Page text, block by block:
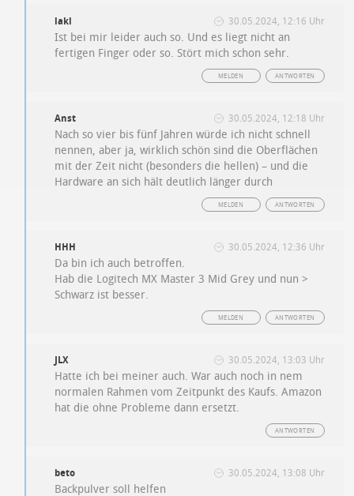
lakl 30.05.2024, 12:16 Uhr
Ist bei mir leider auch so. Und es liegt nicht an
fertigen Finger oder so. Stört mich schon sehr.
ANTWORTEN
MELDEN
Anst 30.05.2024, 12:18 Uhr
Nach so vier bis fünf Jahren würde ich nicht schnell
nennen, aber ja, wirklich schön sind die Oberflächen
mit der Zeit nicht (besonders die hellen) – und die
Hardware an sich hält deutlich länger durch
ANTWORTEN
MELDEN
HHH 30.05.2024, 12:36 Uhr
Da bin ich auch betroffen.
Hab die Logitech MX Master 3 Mid Grey und nun >
Schwarz ist besser.
ANTWORTEN
MELDEN
JLX 30.05.2024, 13:03 Uhr
Hatte ich bei meiner auch. War auch noch in nem
normalen Rahmen vom Zeitpunkt des Kaufs. Amazon
hat die ohne Probleme dann ersetzt.
ANTWORTEN
beto 30.05.2024, 13:08 Uhr
Backpulver soll helfen